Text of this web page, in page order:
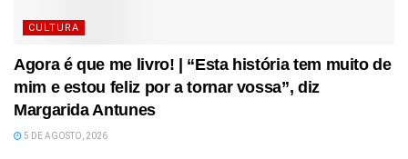
CULTURA
Agora é que me livro! | “Esta história tem muito de
mim e estou feliz por a tornar vossa”, diz
Margarida Antunes
5 DE AGOSTO, 2026